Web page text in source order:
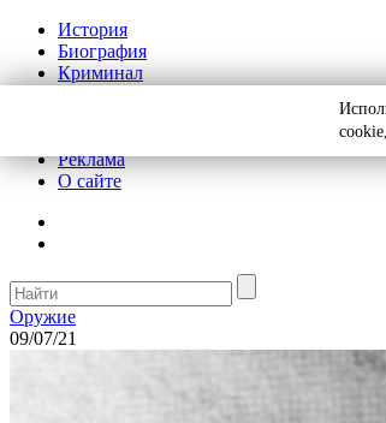
История
Биография
Криминал
Реклама
О сайте
Оружие
09/07/21